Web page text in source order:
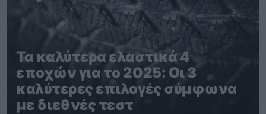
Τα καλύτερα ελαστικά 4
εποχών για το 2025: Οι 3
καλύτερες επιλογές σύμφωνα
με διεθνές τεστ